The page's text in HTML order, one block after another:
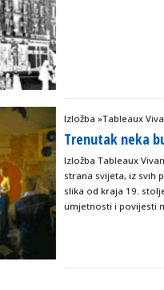
Izložba »Tableaux
Trenutak neka
Izložba Tableaux
strana svijeta, iz svih
slika od kraja 19.
umjetnosti i povijesti